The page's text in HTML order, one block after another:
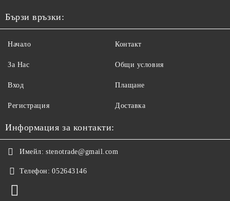
Бързи връзки:
Начало
За Нас
Вход
Регистрация
Контакт
Общи условия
Плащане
Доставка
Информация за контакти:
Имейл: stenotrade@gmail.com
Телефон: 052643146